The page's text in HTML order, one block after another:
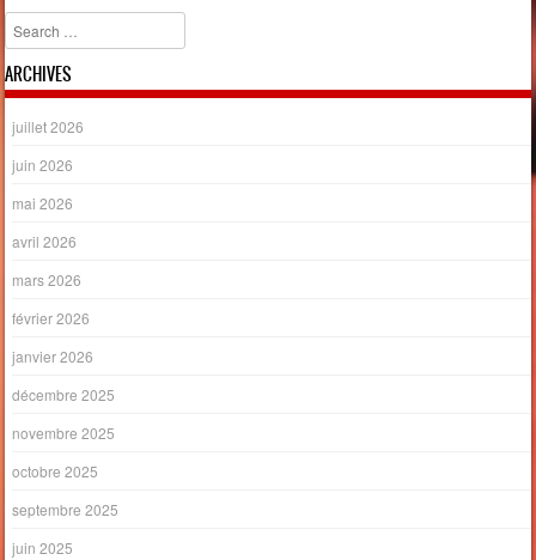
Search
ARCHIVES
juillet 2026
juin 2026
mai 2026
avril 2026
mars 2026
février 2026
janvier 2026
décembre 2025
novembre 2025
octobre 2025
septembre 2025
juin 2025